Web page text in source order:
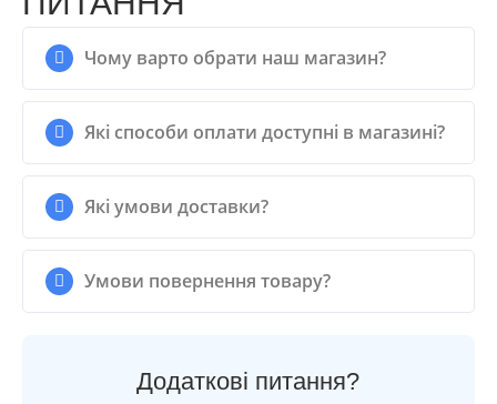
Чому варто обрати наш магазин?
Які способи оплати доступні в магазині?
Які умови доставки?
Умови повернення товару?
Додаткові питання?